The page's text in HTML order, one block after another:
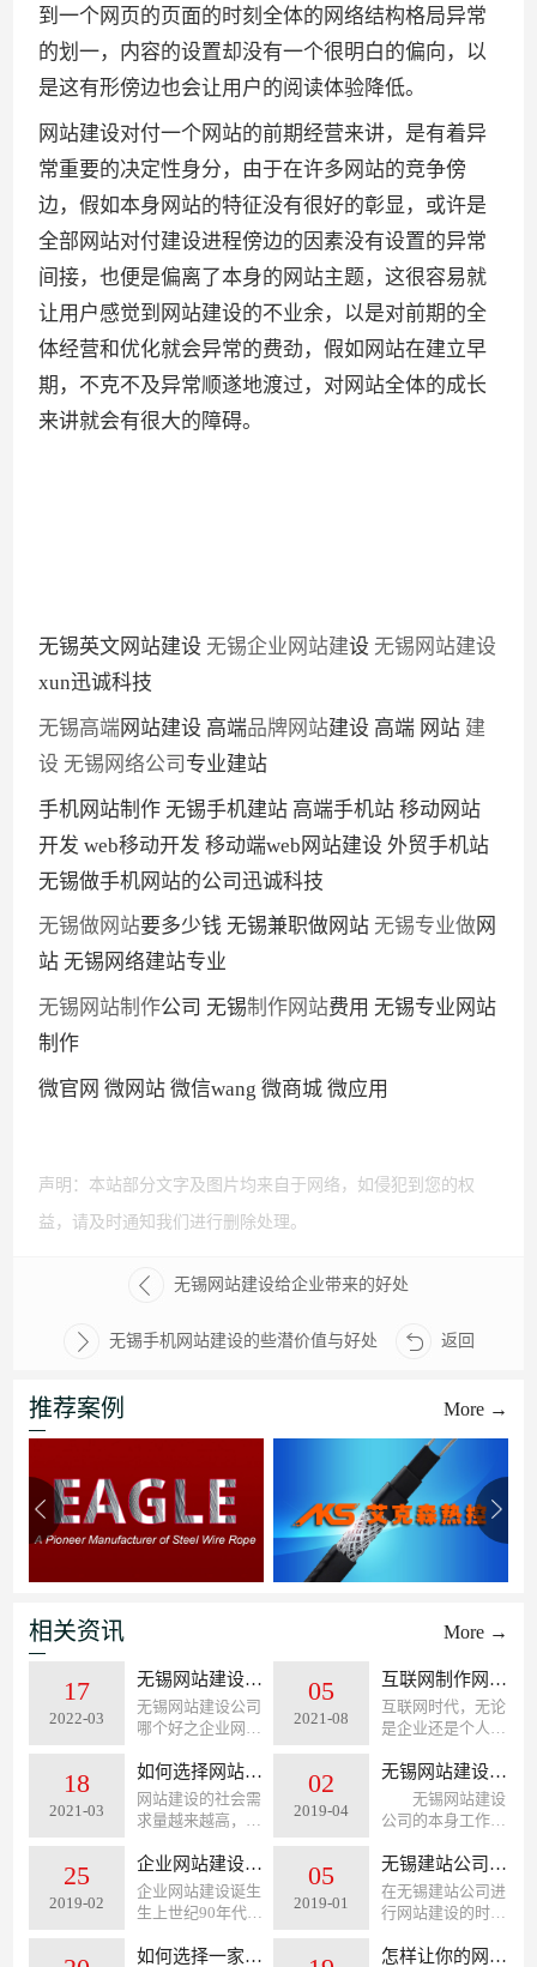
到一个网页的页面的时刻全体的网络结构格局异常
的划一，内容的设置却没有一个很明白的偏向，以
是这有形傍边也会让用户的阅读体验降低。
网站建设对付一个网站的前期经营来讲，是有着异
常重要的决定性身分，由于在许多网站的竞争傍
边，假如本身网站的特征没有很好的彰显，或许是
全部网站对付建设进程傍边的因素没有设置的异常
间接，也便是偏离了本身的网站主题，这很容易就
让用户感觉到网站建设的不业余，以是对前期的全
体经营和优化就会异常的费劲，假如网站在建立早
期，不克不及异常顺遂地渡过，对网站全体的成长
来讲就会有很大的障碍。
无锡英文网站建设 无锡企业网站建设 无锡网站建设
xun迅诚科技
无锡高端网站建设 高端品牌网站建设 高端 网站 建
设 无锡网络公司 专业建站
手机网站制作 无锡手机建站 高端手机站 移动网站
开发 web移动开发 移动端web网站建设 外贸手机站
无锡做手机网站的公司迅诚科技
无锡做网站要多少钱 无锡兼职做网站 无锡专业做网
站 无锡网络建站专业
无锡网站制作公司 无锡制作网站费用 无锡专业网站
制作
微官网 微网站 微信wang 微商城 微应用
声明：本站部分文字及图片均来自于网络，如侵犯到您的权
益，请及时通知我们进行删除处理。
无锡网站建设给企业带来的好处
无锡手机网站建设的些潜价值与好处 返回
More →
推荐案例
More →
相关资讯
17
2022-03
无锡网站建设公司哪个好之企业网站设计要做到以下几点...
无锡网站建设公司
哪个好之企业网站
点，对于一家多年
从事网站设计公司
来说，经常要思考
计的合理，视觉效
果达到比较高的认
可度，其实要把一
个网站设计的好，
也很容易的，只要
05
2021-08
互联网制作网站有什么好处？
互联网时代，无论
是企业还是个人，
消费采购等流程，
基本是通过网上完
成，最后通过线下
此，企业搭建网站
有利于树立企业形
象，帮助品牌进行
推广。通过网站，
可以展示出客户需
18
2021-03
如何选择网站建设公司?
网站建设的社会需
求量越来越高，并
好，和网站后期的
优化以及推广都有
着直接的关系。正
题的存在，所以无
02
2019-04
无锡网站建设公司推广途径
无锡网站建设
公司的本身工作也
网站制作的一些后
期工作，然而网站
在实际进行推广的
是把自己的网站推
25
2019-02
企业网站建设的意义与作用
企业网站建设诞生
生上世纪90年代
开始出现大量网站
05
2019-01
无锡建站公司的价格受到哪些因素的影响?
在无锡建站公司进
行网站建设的时
素通常而言都是比
如何选择一家专业的无锡网站建设公司 怎样让你的网站更受搜索引擎的青睐